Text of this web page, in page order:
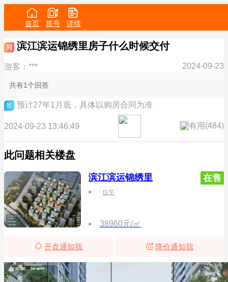
首页 摇号 详情
问 滨江滨运锦绣里房子什么时候交付
游客：*** 2024-09-23
共有1个回答
答 预计27年1月底，具体以购房合同为准
2024-09-23 13:46:49 有用(484)
此问题相关楼盘
滨江滨运锦绣里 在售
住宅
38960元/㎡
开盘通知我 降价通知我